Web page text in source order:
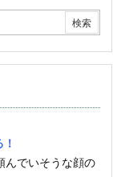
んでいそうな顔の